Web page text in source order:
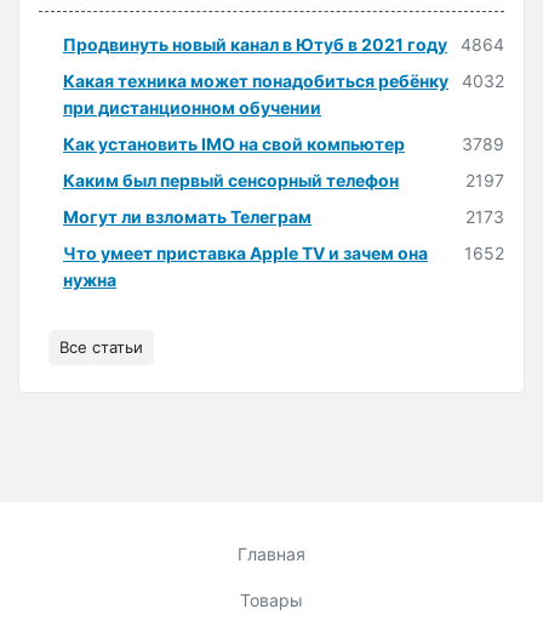
Продвинуть новый канал в Ютуб в 2021 году
4864
Какая техника может понадобиться ребёнку
при дистанционном обучении
4032
Как установить IMO на свой компьютер
3789
Каким был первый сенсорный телефон
2197
Могут ли взломать Телеграм
2173
Что умеет приставка Apple TV и зачем она
нужна
1652
Все статьи
Главная
Товары